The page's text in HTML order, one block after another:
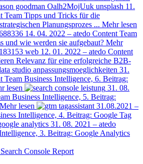
11.
Team Tipps und Tricks für die
Planungsprozes ... Mehr lesen
14. 04. 2022 – atedo Content Team
und wie werden sie aufgebaut? Mehr
12. 01. 2022 – atedo Content
Relevanz für eine erfolgreiche B2B-
31.
Team Business Intelligence, 6. Beitrag:
lesen
31. 08.
Business Intelligence, 5. Beitrag:
Mehr lesen
31.08.2021 –
Intelligence, 4. Beitrag: Google Tag
31. 08. 2021 – atedo
3. Beitrag: Google Analytics